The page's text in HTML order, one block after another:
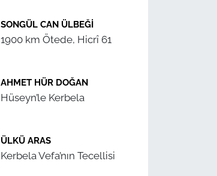
SONGÜL CAN ÜLBEĞI
1900 km Ötede, Hicrî 61
AHMET HÜR DOĞAN
Hüseyn’le Kerbela
ÜLKÜ ARAS
Kerbela Vefa’nın Tecellisi